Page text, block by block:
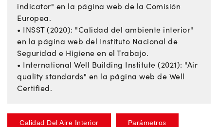
indicator" en la página web de la Comisión
Europea.
• INSST (2020): "Calidad del ambiente interior"
en la página web del Instituto Nacional de
Seguridad e Higiene en el Trabajo.
• International Well Building Institute (2021): "Air
quality standards" en la página web de Well
Certified.
Calidad Del Aire Interior Parámetros